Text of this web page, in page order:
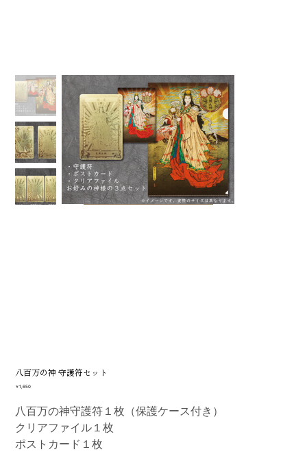
八百万の神 守護符セット
価
￥1,650
八百万の神守護符１枚（保護ケース付き）
クリアファイル１枚
ポストカード１枚